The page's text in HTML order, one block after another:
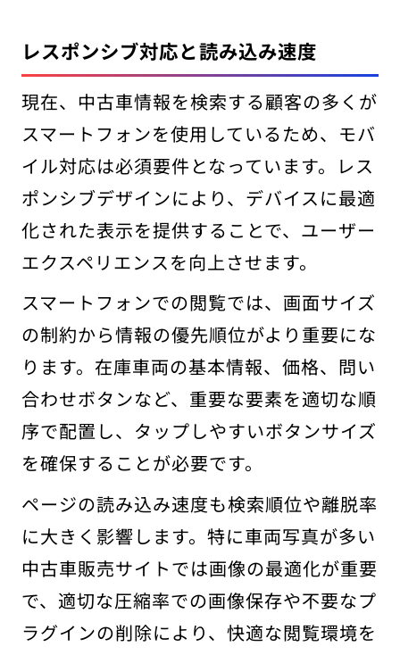
レスポンシブ対応と読み込み速度
現在、中古車情報を検索する顧客の多くが
スマートフォンを使用しているため、モバ
イル対応は必須要件となっています。レス
ポンシブデザインにより、デバイスに最適
化された表示を提供することで、ユーザー
エクスペリエンスを向上させます。
スマートフォンでの閲覧では、画面サイズ
の制約から情報の優先順位がより重要にな
ります。在庫車両の基本情報、価格、問い
合わせボタンなど、重要な要素を適切な順
序で配置し、タップしやすいボタンサイズ
を確保することが必要です。
ページの読み込み速度も検索順位や離脱率
に大きく影響します。特に車両写真が多い
中古車販売サイトでは画像の最適化が重要
で、適切な圧縮率での画像保存や不要なプ
ラグインの削除により、快適な閲覧環境を